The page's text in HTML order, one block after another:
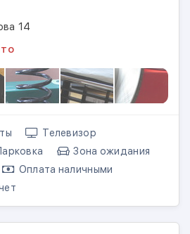
14
Телевизор
Зона ожидания
Оплата наличными